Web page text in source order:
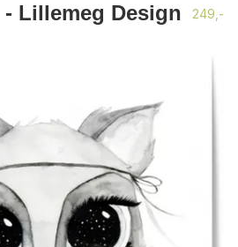
Lillemeg Design 249,-